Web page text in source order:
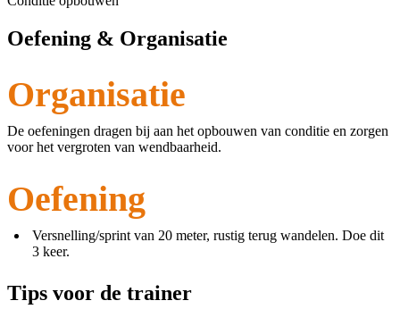
Oefening & Organisatie
Organisatie
De oefeningen dragen bij aan het opbouwen van conditie en zorgen
voor het vergroten van wendbaarheid.
Oefening
Versnelling/sprint van 20 meter, rustig terug wandelen. Doe dit
3 keer.
Tips voor de trainer